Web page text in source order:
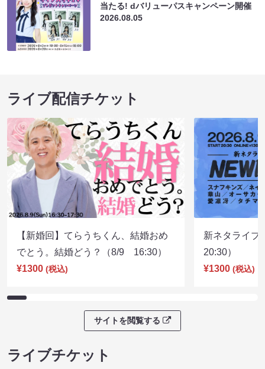
当たる! dバリューパスキャンペーン開催
2026.08.05
ライブ配信チケット
【新婚回】てらうちくん、結婚おめ
でとう。結婚どう？（8/9 16:30）
¥1300 (税込)
新ネタライ
20:30）
¥1300 (税込)
サイトを閲覧する
ライブチケット